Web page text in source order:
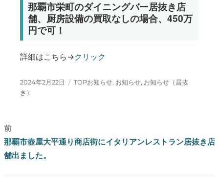
那覇市栄町のダイニングバー居抜き店
舗、厨房設備の買取なしの場合、450万
円で可！
詳細はこちら→クリック
投稿日:
2024年2月22日 カテゴリー
TOPお知らせ, お知らせ, お知らせ（居抜
き）
前
那覇市壺屋大平通り商店街にイタリアンレストラン居抜き店
舗出ました。